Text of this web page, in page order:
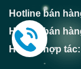
Hotline bán
Hotline bán
Hotline hợp tác: